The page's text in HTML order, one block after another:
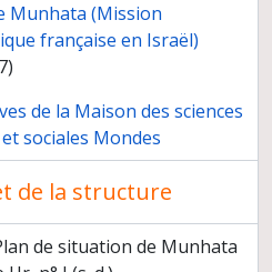
Munhata (Mission
française en Israël)
de la Maison des sciences
sociales Mondes
de la structure
de situation de Munhata